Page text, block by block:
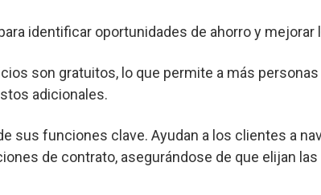
identificar oportunidades de ahorro y mejorar
son gratuitos, lo que permite a más personas
adicionales.
sus funciones clave. Ayudan a los clientes a
de contrato, asegurándose de que elijan